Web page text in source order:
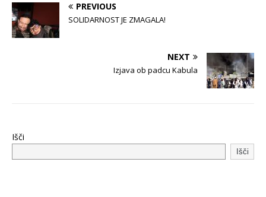
PREVIOUS
SOLIDARNOST JE ZMAGALA!
NEXT
Izjava ob padcu Kabula
Išči
Išči